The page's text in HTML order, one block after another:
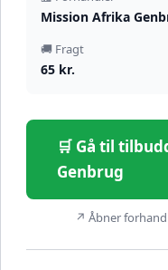
Mission Afrika
🚚 Fragt
65 kr.
🛒 Gå til
Genbrug
↗ Åbner